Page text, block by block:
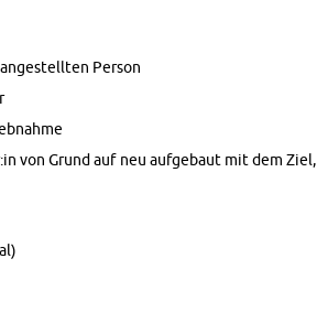
Per­son
von Grund auf neu auf­ge­baut mit dem